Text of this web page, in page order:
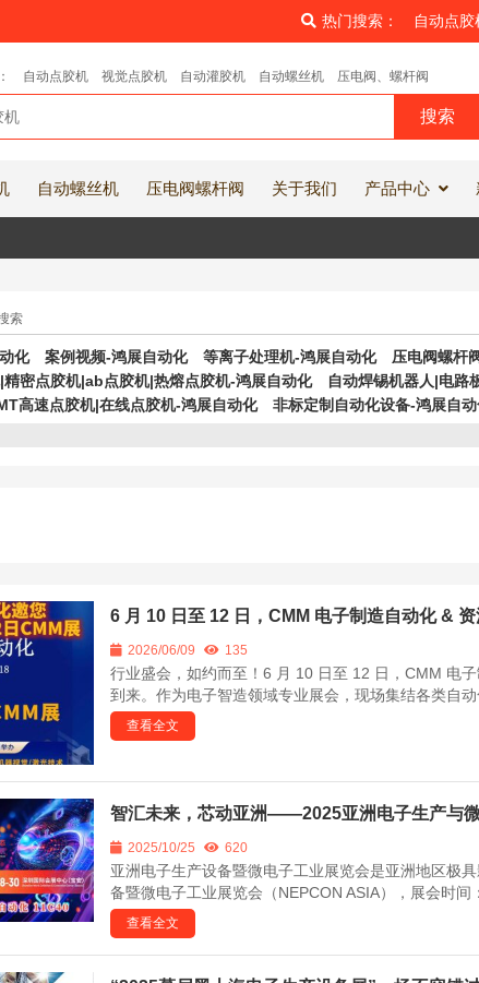
热门搜索： 自动点胶
自动点胶机 视觉点胶机 自动灌胶机 自动螺丝机 压电阀、螺杆阀
自动螺丝机 压电阀螺杆阀 关于我们 产品中心
索
化 案例视频-鸿展自动化 等离子处理机-鸿展自动化 压电阀螺杆
精密点胶机|ab点胶机|热熔点胶机-鸿展自动化
自动焊锡机器人|电路
高速点胶机|在线点胶机-鸿展自动化 非标定制自动化设备-鸿展自
6 月 10 日至 12 日，CMM 电子制造自动化 &
2026/06/09 135
行业盛会，如约而至！6 月 10 日至 12 日，CMM 电
到来。作为电子智造领域专业展会，现场集结各类自
查看全文
智汇未来，芯动亚洲——2025亚洲电子生产与
2025/10/25 620
亚洲电子生产设备暨微电子工业展览会是亚洲地区极
备暨微电子工业展览会（NEPCON ASIA），展会时
查看全文